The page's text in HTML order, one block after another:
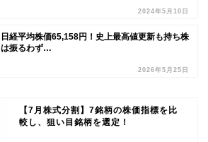
2024年5月10日
日経平均株価65,158円！史上最高値更新も持ち株
は振るわず…
2026年5月25日
【7月株式分割】7銘柄の株価指標を比
較し、狙い目銘柄を選定！